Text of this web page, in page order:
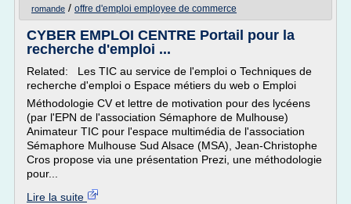
romande / offre d'emploi employee de commerce
CYBER EMPLOI CENTRE Portail pour la
recherche d'emploi ...
Related: Les TIC au service de l'emploi o Techniques de
recherche d'emploi o Espace métiers du web o Emploi
Méthodologie CV et lettre de motivation pour des lycéens
(par l'EPN de l'association Sémaphore de Mulhouse)
Animateur TIC pour l'espace multimédia de l'association
Sémaphore Mulhouse Sud Alsace (MSA), Jean-Christophe
Cros propose via une présentation Prezi, une méthodologie
pour...
Lire la suite